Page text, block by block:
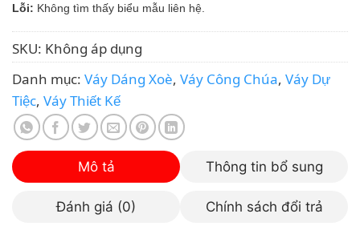
Lỗi: Không tìm thấy biểu mẫu liên hệ.
SKU:Không áp dụng
Danh mục:Váy Dáng Xoè,Váy Công Chúa,Váy Dự
Tiệc,Váy Thiết Kế
Mô tả Thông tin bổ sung
Đánh giá (0) Chính sách đổi trả